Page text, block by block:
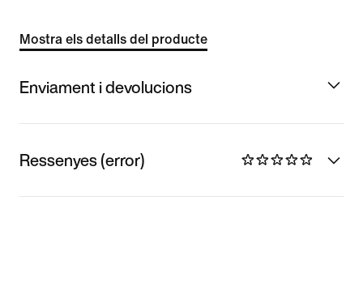
Mostra els detalls del producte
Enviament i devolucions
Ressenyes (error)